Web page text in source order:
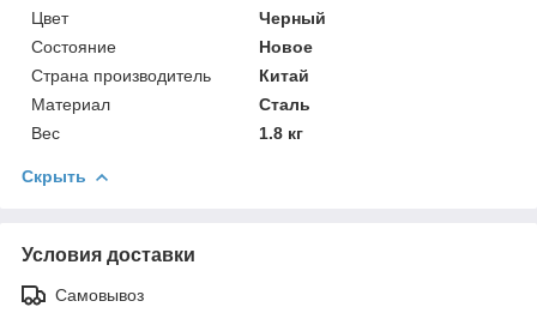
Цвет
Черный
Состояние
Новое
Страна производитель
Китай
Материал
Сталь
Вес
1.8 кг
Скрыть
Условия доставки
Самовывоз